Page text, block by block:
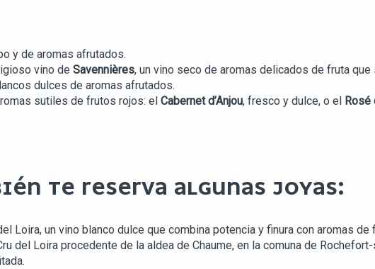
y de aromas afrutados.
vino de Savennières, un vino seco de aromas delicados de fruta
dulces de aromas afrutados.
sutiles de frutos rojos: el Cabernet d’Anjou, fresco y dulce, o el Rosé
TE RESERVA ALGUNAS JOYAS:
Loira, un vino blanco dulce que combina potencia y finura con aromas
del Loira procedente de la aldea de Chaume, en la comuna de